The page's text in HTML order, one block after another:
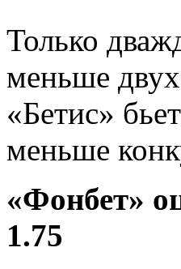
Только
меньше
«Бетис»
меньше
«Фонбет»
1.75